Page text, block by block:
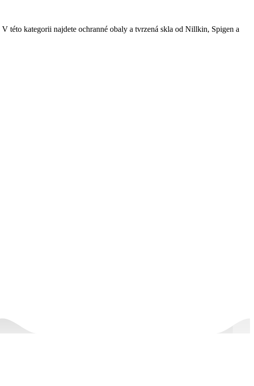
této kategorii najdete ochranné obaly a tvrzená skla od Nillkin, Spigen a